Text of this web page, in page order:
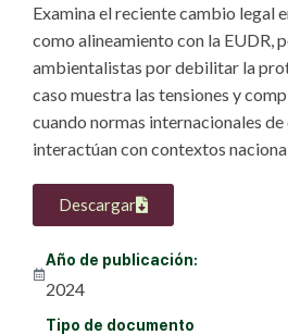
Examina el reciente cambio legal
como alineamiento con la EUDR,
ambientalistas por debilitar la
caso muestra las tensiones y
cuando normas internacionales
interactúan con contextos
Descargar
Año de publicación:
2024
Tipo de documento